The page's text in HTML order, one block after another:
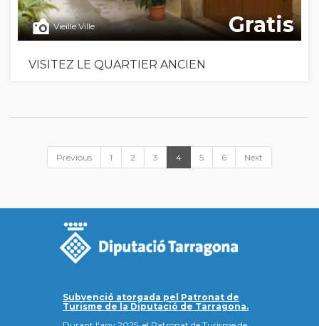
Vieille Ville Gratis
VISITEZ LE QUARTIER ANCIEN
Previous 1 2 3 4 5 6 Next
Subvenció atorgada pel Patronat de
Turisme de la Diputació de Tarragona.